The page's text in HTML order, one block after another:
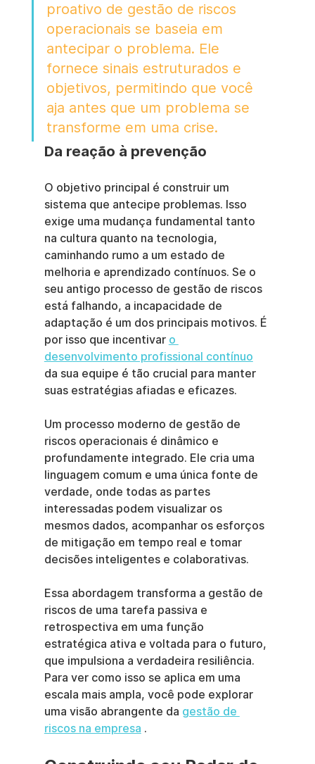
proativo de gestão de riscos
operacionais se baseia em
antecipar o problema. Ele
fornece sinais estruturados e
objetivos, permitindo que você
aja antes que um problema se
transforme em uma crise.
Da reação à prevenção
O objetivo principal é construir um
sistema que antecipe problemas. Isso
exige uma mudança fundamental tanto
na cultura quanto na tecnologia,
caminhando rumo a um estado de
melhoria e aprendizado contínuos. Se o
seu antigo processo de gestão de riscos
está falhando, a incapacidade de
adaptação é um dos principais motivos. É
por isso que incentivar o
desenvolvimento profissional contínuo
da sua equipe é tão crucial para manter
suas estratégias afiadas e eficazes.
Um processo moderno de gestão de
riscos operacionais é dinâmico e
profundamente integrado. Ele cria uma
linguagem comum e uma única fonte de
verdade, onde todas as partes
interessadas podem visualizar os
mesmos dados, acompanhar os esforços
de mitigação em tempo real e tomar
decisões inteligentes e colaborativas.
Essa abordagem transforma a gestão de
riscos de uma tarefa passiva e
retrospectiva em uma função
estratégica ativa e voltada para o futuro,
que impulsiona a verdadeira resiliência.
Para ver como isso se aplica em uma
escala mais ampla, você pode explorar
uma visão abrangente da gestão de
riscos na empresa .